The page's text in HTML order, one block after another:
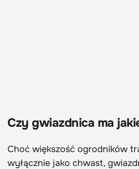
Czy gwiazdnica ma
Choć większość ogrodników
wyłącznie jako chwast,